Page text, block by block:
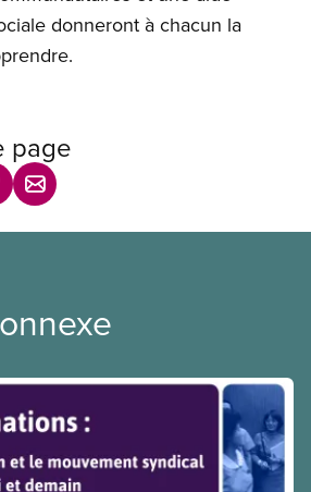
donneront à chacun la
page